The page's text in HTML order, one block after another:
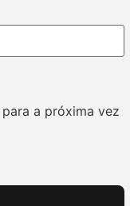
a próxima vez